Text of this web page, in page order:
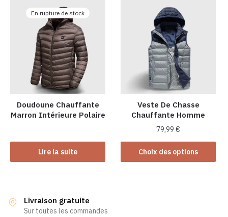
variations.
Les
options
peuvent
être
choisies
sur
la
page
du
plusieurs
variations.
Les
options
peuvent
être
choisies
sur
la
page
du
produit
En rupture de stock
Doudoune Chauffante
Marron Intérieure Polaire
Lire la suite
Veste De Chasse
Chauffante Homme
79,99€
Choix des options
Ce
produit
Livraison gratuite
Sur toutes les commandes